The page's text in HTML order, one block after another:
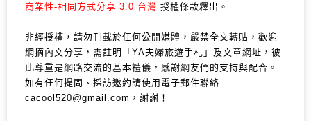
商業性-相同方式分享 3.0 台灣 授權條款釋出。
非經授權，請勿刊載於任何公開媒體，嚴禁全文轉貼，歡迎
網摘內文分享，需註明「YA夫婦旅遊手札」及文章網址，彼
此尊重是網路交流的基本禮儀，感謝網友們的支持與配合。
如有任何提問、採訪邀約請使用電子郵件聯絡
cacool520@gmail.com，謝謝！